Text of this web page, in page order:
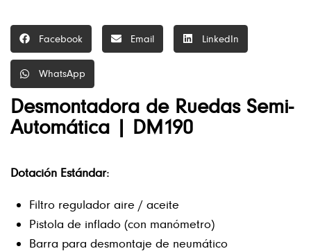
Facebook Email LinkedIn
WhatsApp
Desmontadora de Ruedas Semi-
Automática | DM190
Dotación Estándar:
Filtro regulador aire / aceite
Pistola de inflado (con manómetro)
Barra para desmontaje de neumático